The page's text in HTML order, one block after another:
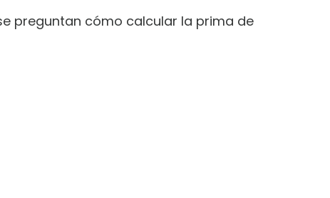
preguntan cómo calcular la prima de